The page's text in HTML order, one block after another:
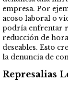
empresa. Por
acoso laboral o
podría enfrentar
reducción de
deseables. Esto
la denuncia de
Represalias